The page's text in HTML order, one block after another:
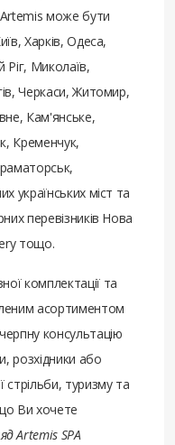
Artemis може бути
Харків, Одеса,
Ріг, Миколаїв,
Черкаси, Житомир,
Кам'янське,
Кременчук,
українських міст та
перевізників Нова
тощо.
комплектації та
асортиментом
консультацію
розхідники або
стрільби, туризму та
Ви хочете
Artemis SPA